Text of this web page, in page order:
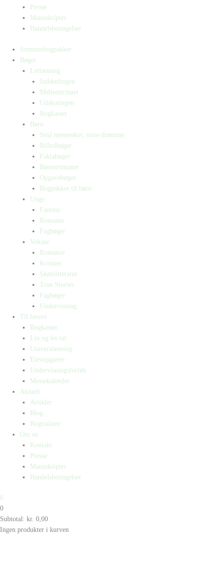
Presse
Manuskripter
Handelsbetingelser
Sommerbogpakker
Bøger
Letlæsning
Indskolingen
Mellemtrinnet
Udskolingen
Bogkasser
Børn
Små mennesker, store drømme
Billedbøger
Faktabøger
Børneromaner
Opgavebøger
Bogpakker til børn
Unge
Fantasy
Romaner
Fagbøger
Voksne
Romance
Krimier
Skønlitteratur
True Stories
Fagbøger
Undervisning
Til lærere
Bogkasser
Lix og let-tal
Universlæsning
Elevopgaver
Undervisningsforløb
Messekalender
Aktuelt
Artikler
Blog
Bogtrailere
Om os
Kontakt
Presse
Manuskripter
Handelsbetingelser
0
0
Subtotal: kr. 0,00
Ingen produkter i kurven